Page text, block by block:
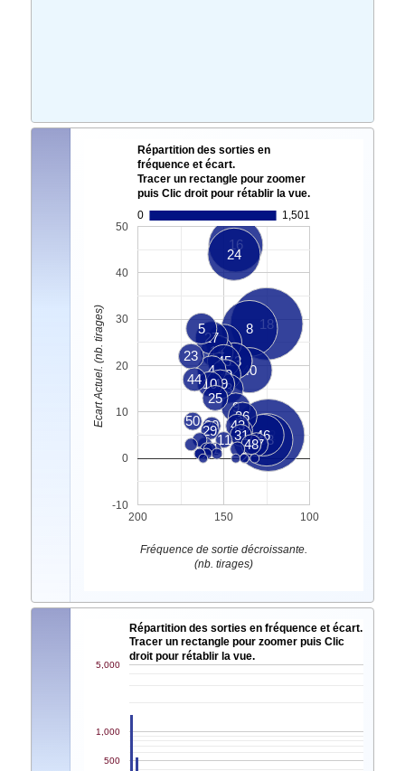
Répartition des sorties en
fréquence et écart.
Tracer un rectangle pour zoomer
puis Clic droit pour rétablir la vue.
0
1,501
18
22
8
16
24
33
40
46
6
7
13
14
27
45
5
39
3
4
9
36
49
10
23
25
32
43
44
47
31
48
20
29
50
11
1
2
200 150 100
-10
0
10
20
30
40
50
Fréquence de sortie décroissante.
(nb. tirages)
Ecart Actuel. (nb. tirages)
Répartition des sorties en fréquence et écart.
Tracer un rectangle pour zoomer puis Clic
droit pour rétablir la vue.
500
1,000
5,000